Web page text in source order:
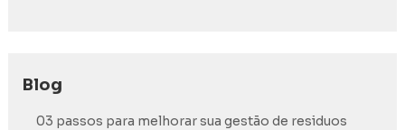
Blog
03 passos para melhorar sua gestão de residuos